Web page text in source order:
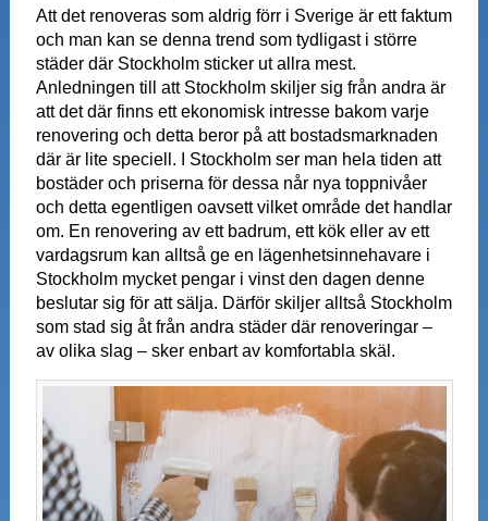
Att det renoveras som aldrig förr i Sverige är ett faktum
och man kan se denna trend som tydligast i större
städer där Stockholm sticker ut allra mest.
Anledningen till att Stockholm skiljer sig från andra är
att det där finns ett ekonomisk intresse bakom varje
renovering och detta beror på att bostadsmarknaden
där är lite speciell. I Stockholm ser man hela tiden att
bostäder och priserna för dessa når nya toppnivåer
och detta egentligen oavsett vilket område det handlar
om. En renovering av ett badrum, ett kök eller av ett
vardagsrum kan alltså ge en lägenhetsinnehavare i
Stockholm mycket pengar i vinst den dagen denne
beslutar sig för att sälja. Därför skiljer alltså Stockholm
som stad sig åt från andra städer där renoveringar –
av olika slag – sker enbart av komfortabla skäl.